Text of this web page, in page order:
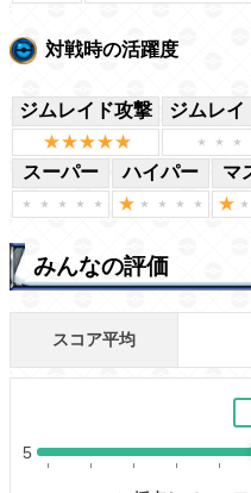
対戦時の活躍度
ジムレイド攻撃 ジムレイ
スーパー ハイパー マ
みんなの評価